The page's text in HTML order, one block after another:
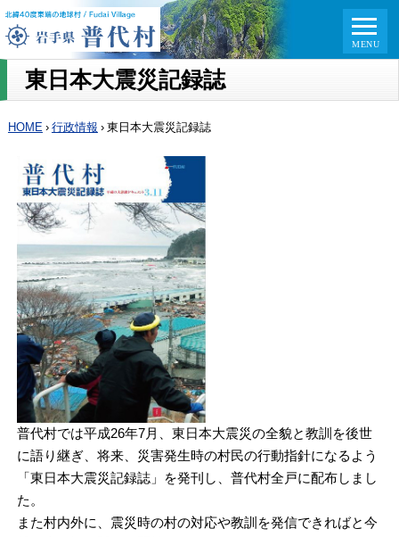
東日本大震災記録誌
HOME › 行政情報 › 東日本大震災記録誌
普代村では平成26年7月、東日本大震災の全貌と教訓を後世
に語り継ぎ、将来、災害発生時の村民の行動指針になるよう
「東日本大震災記録誌」を発刊し、普代村全戸に配布しまし
た。
また村内外に、震災時の村の対応や教訓を発信できればと今